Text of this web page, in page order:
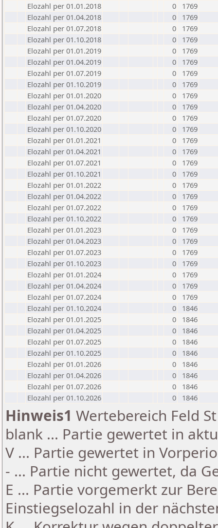
Elozahl per 01.01.2018
0
1769
Elozahl per 01.04.2018
0
1769
Elozahl per 01.07.2018
0
1769
Elozahl per 01.10.2018
0
1769
Elozahl per 01.01.2019
0
1769
Elozahl per 01.04.2019
0
1769
Elozahl per 01.07.2019
0
1769
Elozahl per 01.10.2019
0
1769
Elozahl per 01.01.2020
0
1769
Elozahl per 01.04.2020
0
1769
Elozahl per 01.07.2020
0
1769
Elozahl per 01.10.2020
0
1769
Elozahl per 01.01.2021
0
1769
Elozahl per 01.04.2021
0
1769
Elozahl per 01.07.2021
0
1769
Elozahl per 01.10.2021
0
1769
Elozahl per 01.01.2022
0
1769
Elozahl per 01.04.2022
0
1769
Elozahl per 01.07.2022
0
1769
Elozahl per 01.10.2022
0
1769
Elozahl per 01.01.2023
0
1769
Elozahl per 01.04.2023
0
1769
Elozahl per 01.07.2023
0
1769
Elozahl per 01.10.2023
0
1769
Elozahl per 01.01.2024
0
1769
Elozahl per 01.04.2024
0
1769
Elozahl per 01.07.2024
0
1769
Elozahl per 01.10.2024
0
1846
Elozahl per 01.01.2025
0
1846
Elozahl per 01.04.2025
0
1846
Elozahl per 01.07.2025
0
1846
Elozahl per 01.10.2025
0
1846
Elozahl per 01.01.2026
0
1846
Elozahl per 01.04.2026
0
1846
Elozahl per 01.07.2026
0
1846
Elozahl per 01.10.2026
0 1846
Hinweis1 Wertebereich Feld
blank ... Partie gewertet in
V ... Partie gewertet in
- ... Partie nicht gewertet, da
E ... Partie vorgemerkt zur
Einstiegselozahl in der